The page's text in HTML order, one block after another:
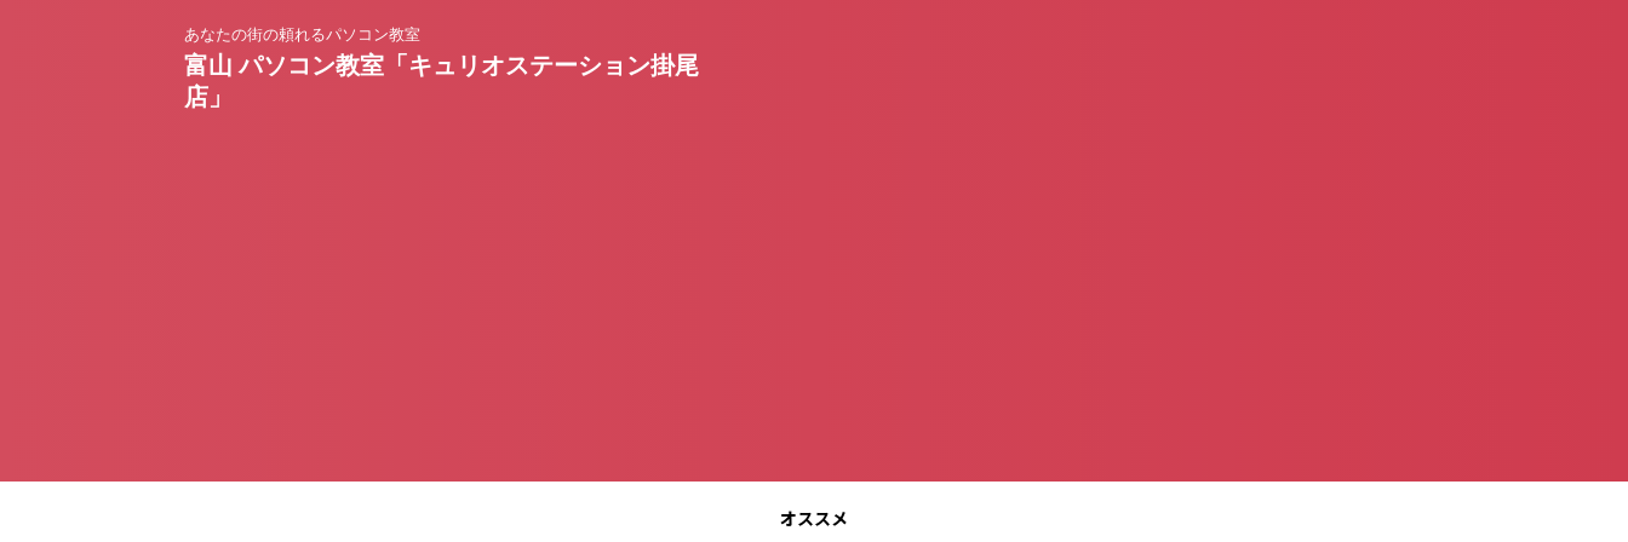
あなたの街の頼れるパソコン教室
富山 パソコン教室「キュリオステーション掛尾
店」
オススメ